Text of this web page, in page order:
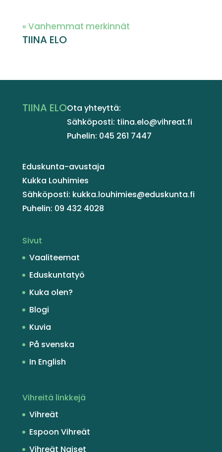
« Vanhemmat merkinnät
TIINA ELO
TIINA ELOOta yhteyttä:
Sähköposti: tiina.elo@vihreat.fi
Puhelin: 045 261 7447
Eduskunta-avustaja
Kukka Louhimies
Sähköposti: kukka.louhimies@eduskunta.fi
Puhelin: 09 432 4028
Sivut
Vaaliteemat
Eduskuntatyö
Kuka olen?
Blogi
Kuvia
På svenska
In English
Vihreitä linkkejä
Vihreät
Espoon Vihreät
Vihreät Naiset